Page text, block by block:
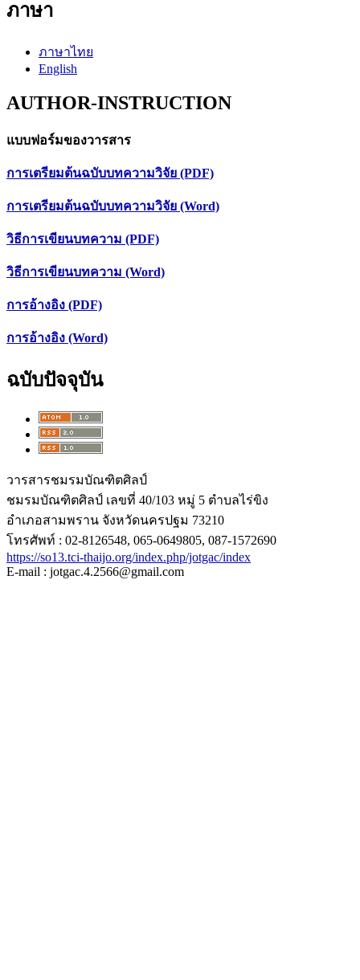
ภาษา
ภาษาไทย
English
AUTHOR-INSTRUCTION
แบบฟอร์มของวารสาร
การเตรียมต้นฉบับบทความวิจัย (PDF)
การเตรียมต้นฉบับบทความวิจัย (Word)
วิธีการเขียนบทความ (PDF)
วิธีการเขียนบทความ (Word)
การอ้างอิง (PDF)
การอ้างอิง (Word)
ฉบับปัจจุบัน
วารสารชมรมบัณฑิตศิลป์
ชมรมบัณฑิตศิลป์ เลขที่ 40/103 หมู่ 5 ตำบลไร่ขิง
อำเภอสามพราน จังหวัดนครปฐม 73210
โทรศัพท์ : 02-8126548, 065-0649805, 087-1572690
https://so13.tci-thaijo.org/index.php/jotgac/index
E-mail : jotgac.4.2566@gmail.com